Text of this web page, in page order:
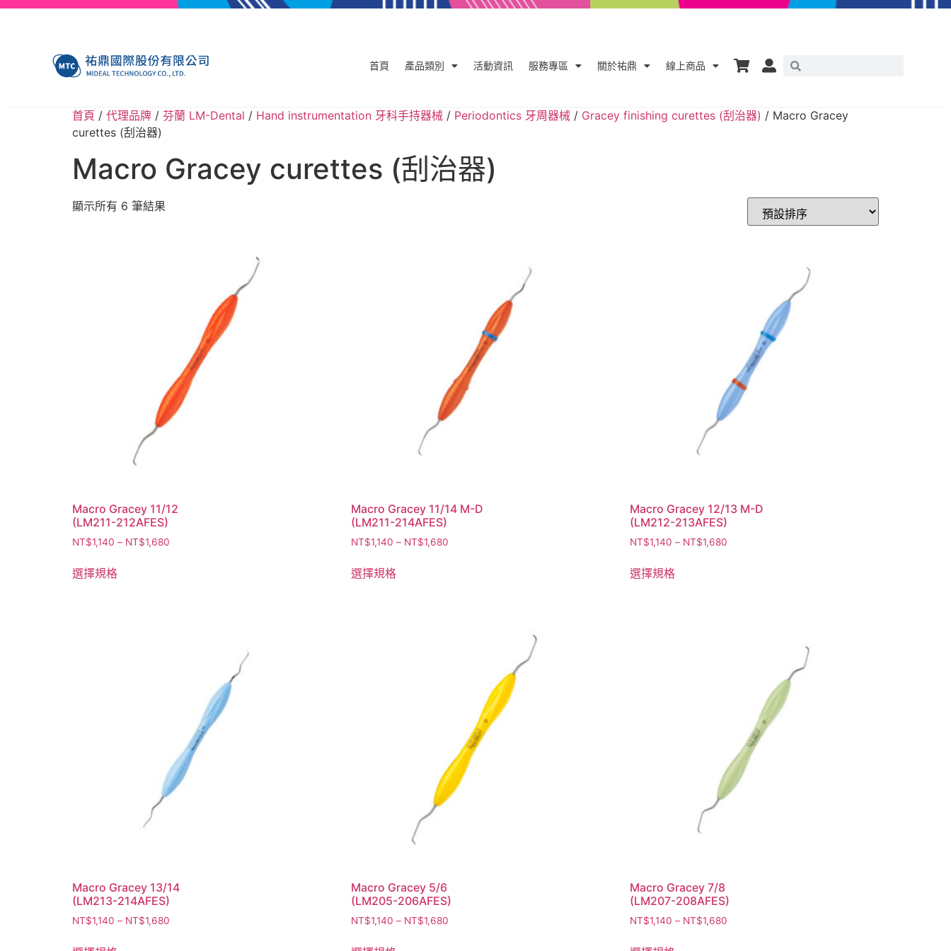
首頁 產品類別 活動資訊 服務專區 關於祐鼎 線上商品
首頁 / 代理品牌 / 芬蘭 LM-Dental / Hand instrumentation 牙科手持器械 / Periodontics 牙周器械 / Gracey finishing curettes (刮治器) / Macro Gracey
curettes (刮治器)
Macro Gracey curettes (刮治器)
顯示所有 6 筆結果
Macro Gracey 11/12
(LM211-212AFES)
NT$1,140 – NT$1,680
選擇規格
Macro Gracey 11/14 M-D
(LM211-214AFES)
NT$1,140 – NT$1,680
選擇規格
Macro Gracey 12/13 M-D
(LM212-213AFES)
NT$1,140 – NT$1,680
選擇規格
Macro Gracey 13/14
(LM213-214AFES)
NT$1,140 – NT$1,680
Macro Gracey 5/6
(LM205-206AFES)
NT$1,140 – NT$1,680
Macro Gracey 7/8
(LM207-208AFES)
NT$1,140 – NT$1,680